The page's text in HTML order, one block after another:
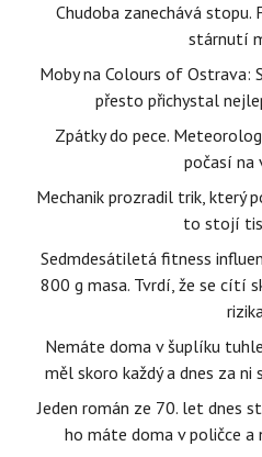
Chudoba zanechává
stárnutí
Moby na Colours of Ostrava:
přesto přichystal
Zpátky do pece.
počasí na
Mechanik prozradil trik, který
to stojí
Sedmdesátiletá fitness
800 g masa. Tvrdí, že se cítí
Nemáte doma v šuplíku
měl skoro každý a dnes za
Jeden román ze 70. let dnes
ho máte doma v poličce